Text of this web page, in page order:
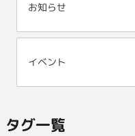
お知らせ
イベント
タグ一覧